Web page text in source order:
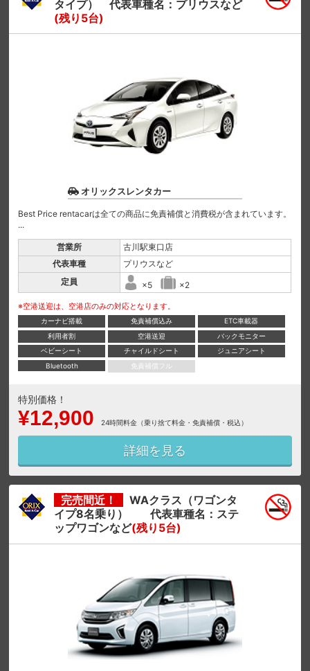
タイプ） 代表車種名：プリウスなど
(残り5台)
オリックスレンタカー
Best Price rentacarは全ての商品に免責補償と消費税が含まれています。
...
営業所
古川駅東口店
代表車種
プリウスなど
定員
×5 ×2
※空港送迎は、空港店のみの対応となります。
カーナビ搭載 免責補償込み
ETC車載器
利用者割
空港送迎
バックモニター
ベビーシート
チャイルドシート
ジュニアシート
Bluetooth
免責補償フル
特別価格！
¥12,900 24時間料金（乗り捨て料金・免責補償・税込）
詳細を見る
完売間近！
WAクラス（ワゴンタ
イプ8名乗り） 代表車種名：ステ
ップワゴンなど(残り5台)